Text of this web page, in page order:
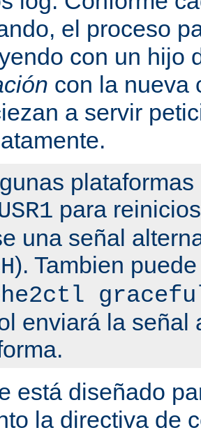
el proceso
con un hijo
con la nueva
a servir
para
una señal
). Tambien
enviará la señal
está diseñado
la directiva de